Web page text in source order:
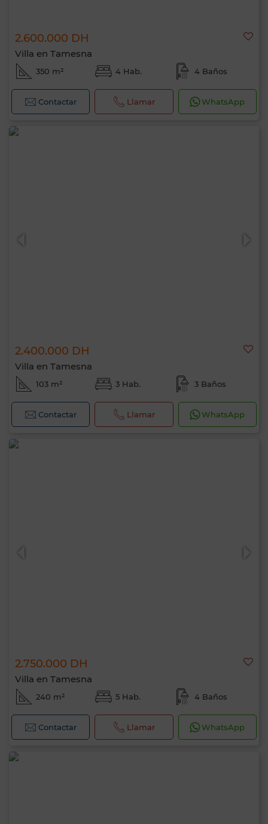
2.600.000 DH
Villa en Tamesna
350 m² 4 Hab. 4 Baños
Contactar Llamar WhatsApp
2.400.000 DH
Villa en Tamesna
103 m² 3 Hab. 3 Baños
Contactar Llamar WhatsApp
2.750.000 DH
Villa en Tamesna
240 m² 5 Hab. 4 Baños
Contactar Llamar WhatsApp